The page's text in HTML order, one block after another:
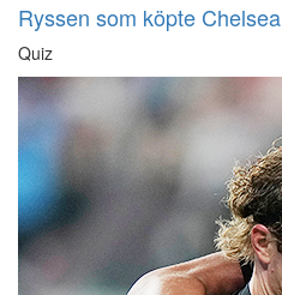
Ryssen som köpte Chelsea
Quiz